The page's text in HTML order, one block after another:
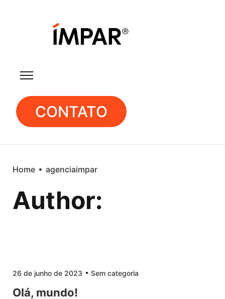
CONTATO
Home agenciaimpar
Author:
26 de junho de 2023 Sem categoria
Olá, mundo!